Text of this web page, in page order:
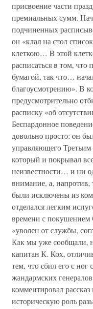
присвоение части
премиальных сумм.
подчиненных
он «клал на стол
клеткою… В этой
расписаться в том,
бумагой, так что…
благоусмотрению». В
предусмотрительно
расписку «об
Беспардонное
довольно просто: он
управляющего
который и покрывал
неизвестности… и ни
внимание, а,
были исключены из
отделался легким
времени с покушением
«уволен от службы,
Как мы уже сообщали,
капитан К. Кох,
тем, что сбил его с
жандармских
комментировал
историческую роль